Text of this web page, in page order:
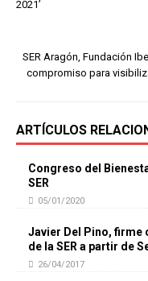
2021’
SER Aragón, Fundación
compromiso para
ARTÍCULOS
Congreso del
SER
05/01/2020
Javier Del Pino, firme
de la SER a partir de
26/04/2017